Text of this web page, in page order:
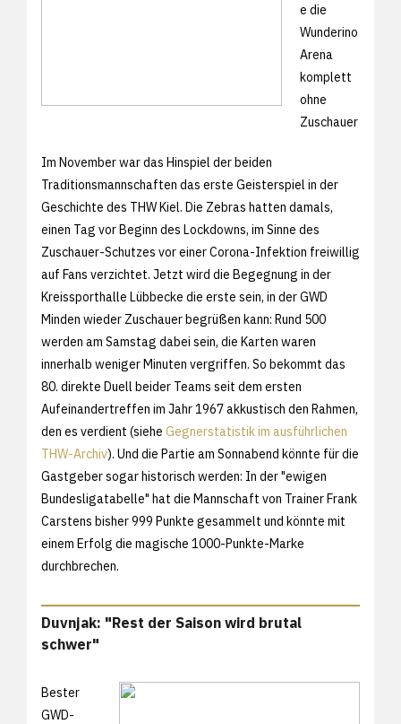
e die
Wunderino
Arena
komplett
ohne
Zuschauer
Im November war das Hinspiel der beiden
Traditionsmannschaften das erste Geisterspiel in der
Geschichte des THW Kiel. Die Zebras hatten damals,
einen Tag vor Beginn des Lockdowns, im Sinne des
Zuschauer-Schutzes vor einer Corona-Infektion freiwillig
auf Fans verzichtet. Jetzt wird die Begegnung in der
Kreissporthalle Lübbecke die erste sein, in der GWD
Minden wieder Zuschauer begrüßen kann: Rund 500
werden am Samstag dabei sein, die Karten waren
innerhalb weniger Minuten vergriffen. So bekommt das
80. direkte Duell beider Teams seit dem ersten
Aufeinandertreffen im Jahr 1967 akkustisch den Rahmen,
den es verdient (siehe Gegnerstatistik im ausführlichen
THW-Archiv). Und die Partie am Sonnabend könnte für die
Gastgeber sogar historisch werden: In der "ewigen
Bundesligatabelle" hat die Mannschaft von Trainer Frank
Carstens bisher 999 Punkte gesammelt und könnte mit
einem Erfolg die magische 1000-Punkte-Marke
durchbrechen.
Duvnjak: "Rest der Saison wird brutal
schwer"
Bester
GWD-